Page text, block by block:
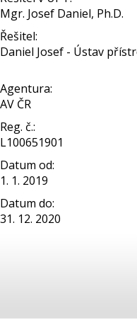
Mgr. Josef Daniel, Ph.D.
Řešitel:
Daniel Josef - Ústav
Agentura:
AV ČR
Reg. č.:
L100651901
Datum od:
1. 1. 2019
Datum do:
31. 12. 2020